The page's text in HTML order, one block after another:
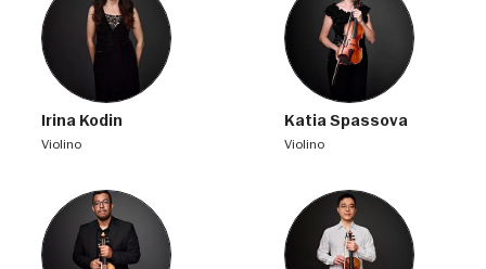
Irina Kodin
violino
Katia Spassova
violino